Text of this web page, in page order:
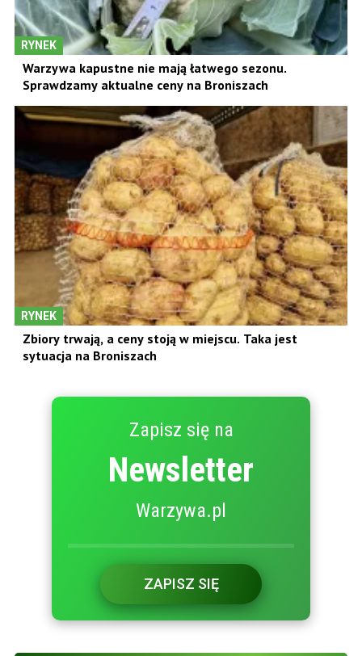
RYNEK
Warzywa kapustne nie mają łatwego sezonu.
Sprawdzamy aktualne ceny na Broniszach
RYNEK
Zbiory trwają, a ceny stoją w miejscu. Taka jest
sytuacja na Broniszach
Zapisz się na
Newsletter
Warzywa.pl
ZAPISZ SIĘ